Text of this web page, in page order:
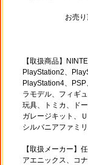
お売
【取扱商品】
PlayStation2、
PlayStation4、
ラモデル、フィギ
玩具、トミカ、ド
ガレージキット、
シルバニアファミ
【取扱メーカー】
アエニックス、コ